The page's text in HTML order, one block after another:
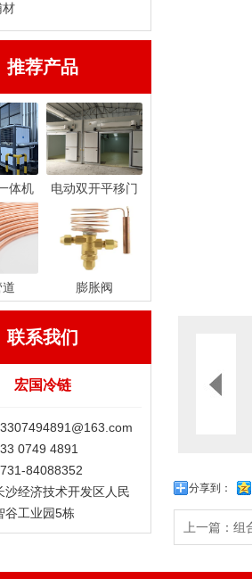
材
推荐产品
体机 电动双开平移门
膨胀阀
联系我们
宏国冷链
0749 4891
84088352
经济技术开发区人民
谷工业园5栋
分享到：
上一篇：组